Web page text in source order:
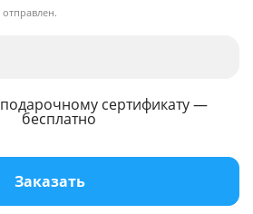
сертификату —
бесплатно
Заказать